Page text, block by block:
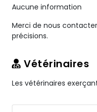
Aucune information
Merci de nous
précisions.
Vétérinaires
Les vétérinaires